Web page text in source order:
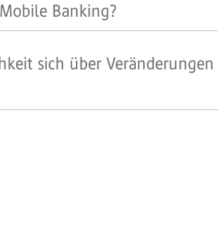
Banking?
sich über